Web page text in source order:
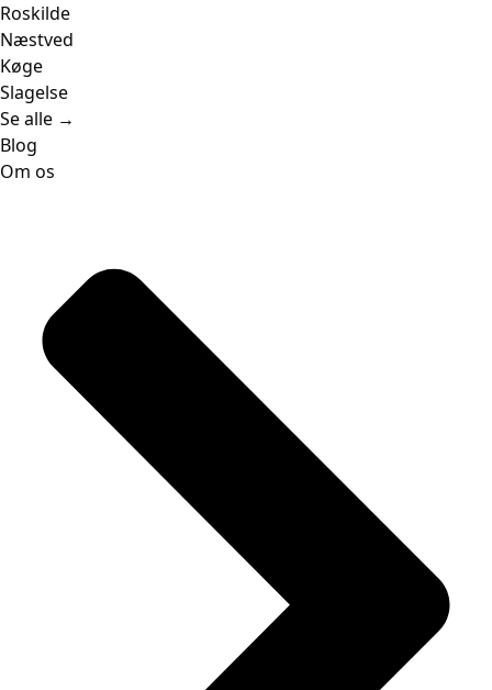
Roskilde
Næstved
Køge
Slagelse
Se alle →
Blog
Om os